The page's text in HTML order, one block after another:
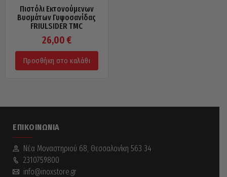
Πιστόλι Εκτονούμενων
Βυσμάτων Γυψοσανίδας
FRIULSIDER TMC
26,00 €
Προσθήκη στο καλάθι
ΕΠΙΚΟΙΝΩΝΊΑ
Νέα Mοναστηριού 68, Θεσσαλονίκη 563 34
2310759800
info@inoxstore.gr